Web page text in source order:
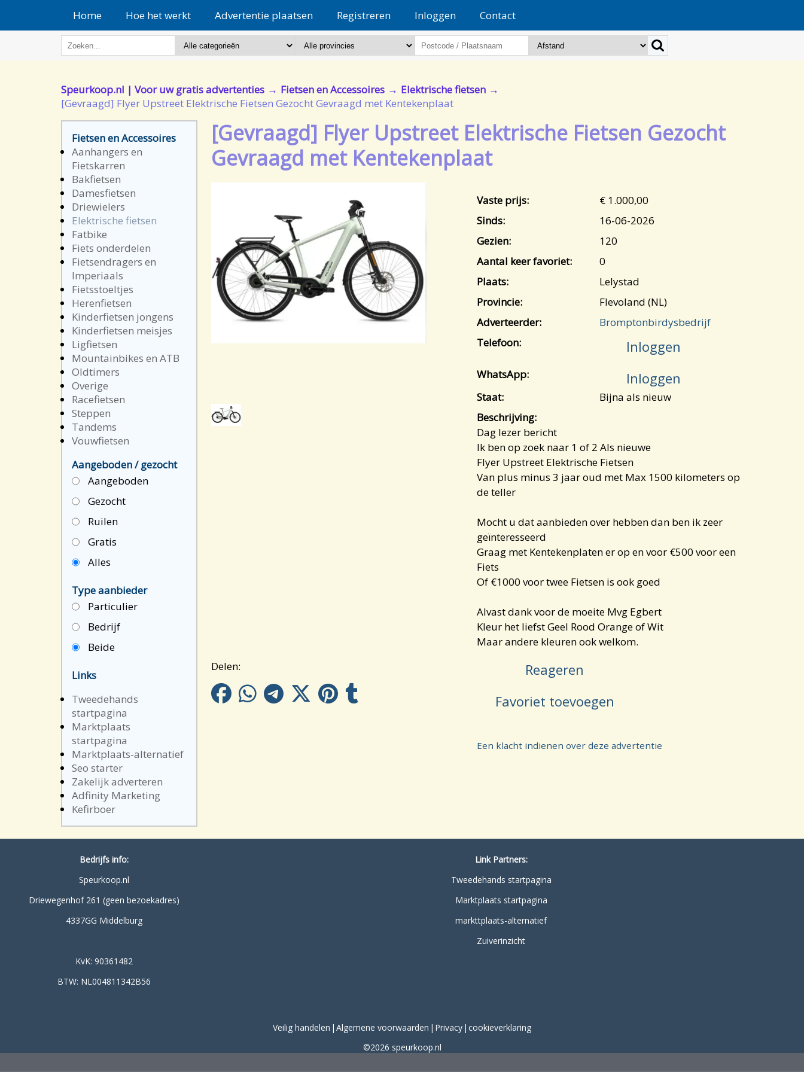
Home Hoe het werkt Advertentie plaatsen Registreren Inloggen Contact
Speurkoop.nl | Voor uw gratis advertenties Fietsen en Accessoires
Elektrische fietsen
[Gevraagd] Flyer Upstreet Elektrische Fietsen Gezocht Gevraagd met Kentekenplaat
Fietsen en Accessoires
Aanhangers en
Fietskarren
Bakfietsen
Damesfietsen
Driewielers
Elektrische fietsen
Fatbike
Fiets onderdelen
Fietsendragers en
Imperiaals
Fietsstoeltjes
Herenfietsen
Kinderfietsen jongens
Kinderfietsen meisjes
Ligfietsen
Mountainbikes en ATB
Oldtimers
Overige
Racefietsen
Steppen
Tandems
Vouwfietsen
Aangeboden / gezocht
Aangeboden
Gezocht
Ruilen
Gratis
Alles
Type aanbieder
Particulier
Bedrijf
Beide
Links
Tweedehands
startpagina
Marktplaats
startpagina
Marktplaats-alternatief
Seo starter
Zakelijk adverteren
Adfinity Marketing
Kefirboer
[Gevraagd] Flyer Upstreet Elektrische Fietsen Gezocht
Gevraagd met Kentekenplaat
Vaste prijs:
€ 1.000,00
Sinds:
16-06-2026
Gezien:
120
Aantal keer favoriet:
0
Plaats:
Lelystad
Provincie:
Flevoland (NL)
Adverteerder:
Bromptonbirdysbedrijf
Telefoon:
Inloggen
WhatsApp: Inloggen
Staat:
Bijna als nieuw
Beschrijving:
Dag lezer bericht
Ik ben op zoek naar 1 of 2 Als nieuwe
Flyer Upstreet Elektrische Fietsen
Van plus minus 3 jaar oud met Max 1500 kilometers op
de teller
Mocht u dat aanbieden over hebben dan ben ik zeer
geïnteresseerd
Graag met Kentekenplaten er op en voor €500 voor een
Fiets
Of €1000 voor twee Fietsen is ook goed
Alvast dank voor de moeite Mvg Egbert
Kleur het liefst Geel Rood Orange of Wit
Maar andere kleuren ook welkom.
Reageren
Favoriet toevoegen
Een klacht indienen over deze advertentie
Delen:
Bedrijfs info:
Speurkoop.nl
Driewegenhof 261 (geen bezoekadres)
4337GG Middelburg
KvK: 90361482
BTW: NL004811342B56
Link Partners:
Tweedehands startpagina
Marktplaats startpagina
markttplaats-alternatief
Zuiverinzicht
Veilig handelen Algemene voorwaarden Privacy cookieverklaring
©2026 speurkoop.nl